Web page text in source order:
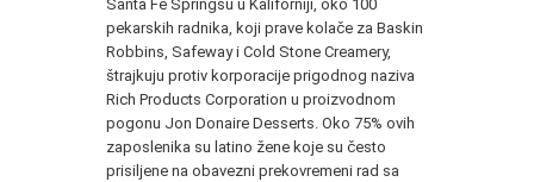
Santa Fe Springsu u Kaliforniji, oko 100
pekarskih radnika, koji prave kolače za Baskin
Robbins, Safeway i Cold Stone Creamery,
štrajkuju protiv korporacije prigodnog naziva
Rich Products Corporation u proizvodnom
pogonu Jon Donaire Desserts. Oko 75% ovih
zaposlenika su latino žene koje su često
prisiljene na obavezni prekovremeni rad sa